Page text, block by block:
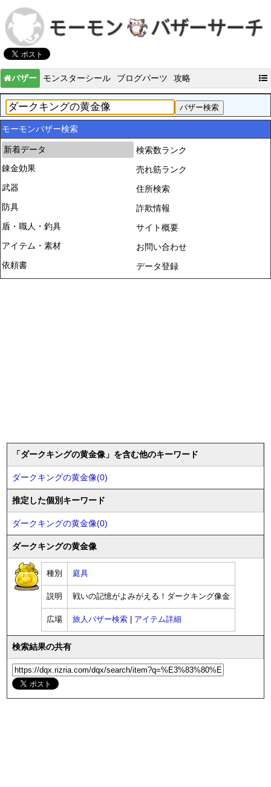
バザー モンスターシール ブログパーツ 攻略
モーモンバザー検索
新着データ
錬金効果
武器
防具
盾・職人・釣具
アイテム・素材
依頼書
検索数ランク
売れ筋ランク
住所検索
詐欺情報
サイト概要
お問い合わせ
データ登録
「ダークキングの黄金像」を含む他のキーワード
ダークキングの黄金像(0)
推定した個別キーワード
ダークキングの黄金像(0)
ダークキングの黄金像
種別 庭具
説明 戦いの記憶がよみがえる！ダークキング像金
広場 旅人バザー検索 アイテム詳細
検索結果の共有